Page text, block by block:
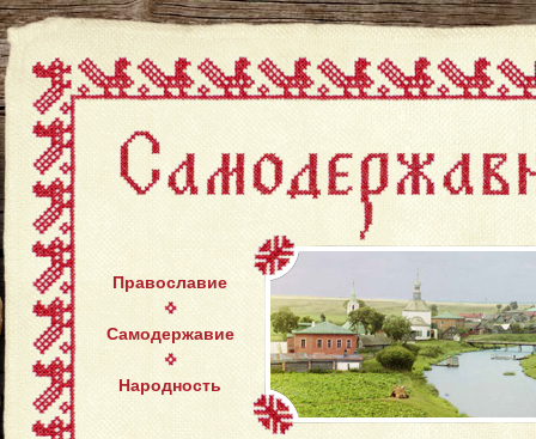
Православие
Самодержавие
Народность